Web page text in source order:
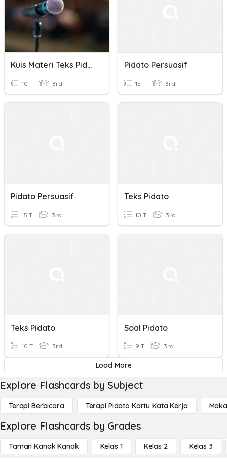
Kuis Materi Teks Pidato Persuasif Kelas 9
10 T 3rd
Pidato Persuasif
15 T 3rd
Pidato Persuasif
15 T 3rd
Teks Pidato
10 T 3rd
Teks Pidato
10 T 3rd
Soal Pidato
9 T 3rd
Load More
Explore Flashcards by Subject
Terapi Berbicara Terapi Pidato Kartu Kata Kerja
Explore Flashcards by Grades
Taman Kanak Kanak Kelas 1 Kelas 2 Kelas 3